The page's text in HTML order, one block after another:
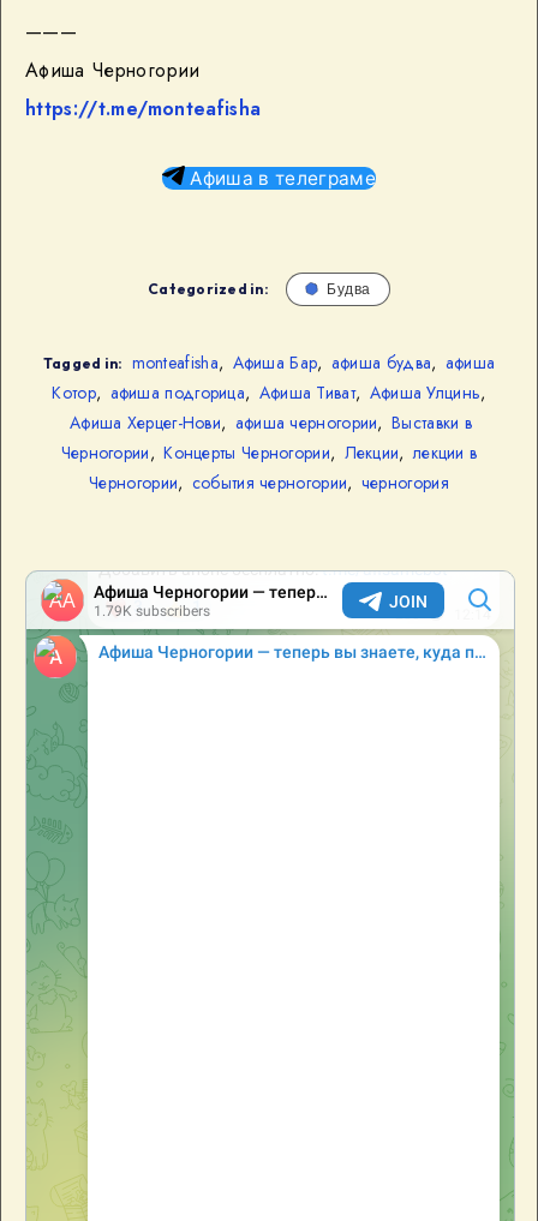
———
Афиша Черногории
https://t.me/monteafisha
Афиша в телеграме
Categorized in: Будва
Tagged in: monteafisha, Афиша Бар, афиша будва, афиша
Котор, афиша подгорица, Афиша Тиват, Афиша Улцинь,
Афиша Херцег-Нови, афиша черногории, Выставки в
Черногории, Концерты Черногории, Лекции, лекции в
Черногории, события черногории, черногория